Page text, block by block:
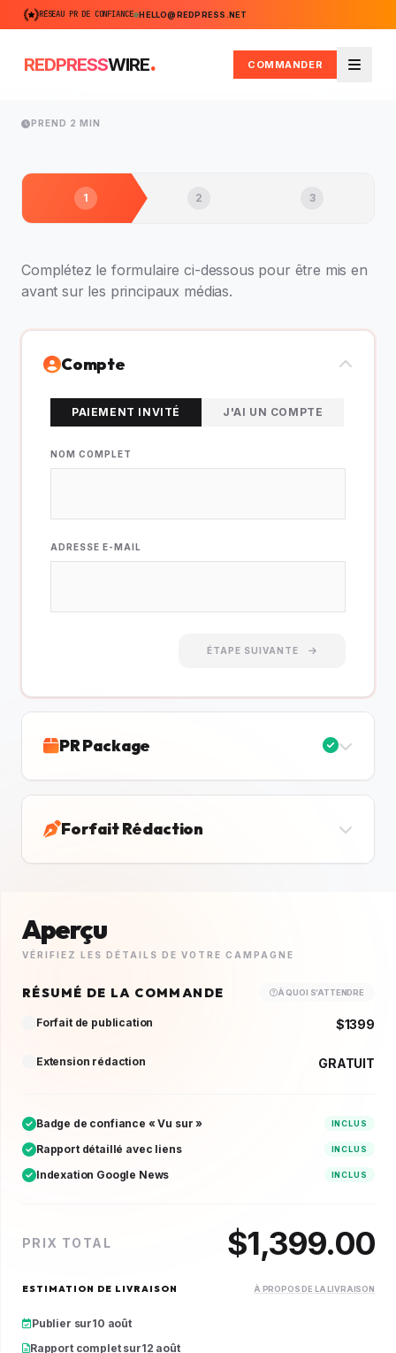
RÉSEAU PR DE CONFIANCE HELLO@REDPRESS.NET
REDPRESSWIRE. COMMANDER
Menu
PREND 2 MIN
1 2 3
Complétez le formulaire ci-dessous pour être mis en
avant sur les principaux médias.
Compte
PAIEMENT INVITÉ J'AI UN COMPTE
NOM COMPLET
ADRESSE E-MAIL
ÉTAPE SUIVANTE
PR Package
Forfait Rédaction
Aperçu
VÉRIFIEZ LES DÉTAILS DE VOTRE CAMPAGNE
RÉSUMÉ DE LA COMMANDE À QUOI S’ATTENDRE
Forfait de publication $1399
Extension rédaction GRATUIT
Badge de confiance « Vu sur » INCLUS
Rapport détaillé avec liens INCLUS
Indexation Google News INCLUS
PRIX TOTAL $1,399.00
ESTIMATION DE LIVRAISON À PROPOS DE LA LIVRAISON
Publier sur10 août
Rapport complet sur12 août